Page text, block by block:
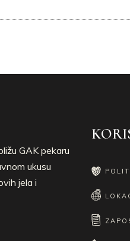
GAK pekaru
ukusu
jela i